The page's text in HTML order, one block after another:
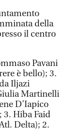
della
il centro
Pavani
è bello); 3.
Iljazi
Martinelli
D’Iapico
3. Hiba Faid
Delta); 2.